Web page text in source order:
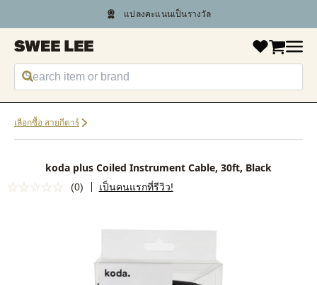
เลือกซื้อ สายกีตาร์
koda plus Coiled Instrument Cable, 30ft, Black
(0) เป็นคนแรกที่รีวิว!